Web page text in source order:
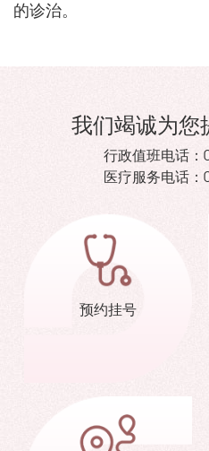
的诊治。
我们竭诚为您
行政值班电话：
医疗服务电话：
预约挂号